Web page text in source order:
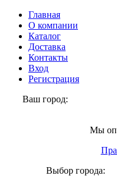
Главная
О компании
Каталог
Доставка
Контакты
Вход
Регистрация
Ваш город:
Мы
Выбор города: